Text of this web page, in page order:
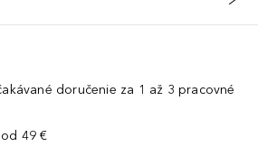
doručenie za 1 až 3 pracovné
49 €